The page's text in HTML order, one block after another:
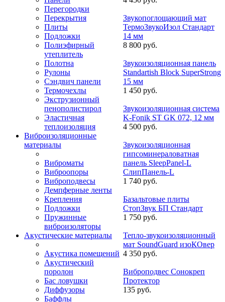
Перегородки
Перекрытия
Плиты
Подложки
Полиэфирный
утеплитель
Полотна
Рулоны
Сэндвич панели
Термочехлы
Экструзионный
пенополистирол
Эластичная
теплоизоляция
Виброизоляционные
материалы
Виброматы
Виброопоры
Виброподвесы
Демпферные ленты
Крепления
Подложки
Пружинные
виброизоляторы
Акустические материалы
Акустика помещений
Акустический
поролон
Бас ловушки
Диффузоры
Баффлы
Звукопоглощающий мат
ТермоЗвукоИзол Стандарт
14 мм
8 800 руб.
Звукоизоляционная панель
Standartish Block SuperStrong
15 мм
1 450 руб.
Звукоизоляционная система
K-Fonik ST GK 072, 12 мм
4 500 руб.
Звукоизоляционная
гипсоминераловатная
панель SleepPanel-L
СлипПанель-L
1 740 руб.
Базальтовые плиты
СтопЗвук БП Стандарт
1 750 руб.
Тепло-звукоизоляционный
мат SoundGuard изоКОвер
4 350 руб.
Виброподвес Сонокреп
Протектор
135 руб.